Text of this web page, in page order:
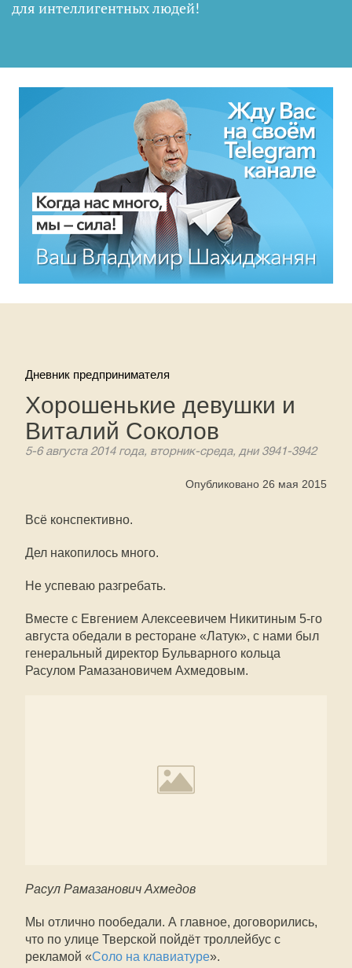
для интеллигентных людей!
Дневник предпринимателя
Хорошенькие девушки и
Виталий Соколов
5-6 августа 2014 года, вторник-среда, дни 3941-3942
Опубликовано 26 мая 2015
Всё конспективно.
Дел накопилось много.
Не успеваю разгребать.
Вместе с Евгением Алексеевичем Никитиным 5-го
августа обедали в ресторане «Латук», с нами был
генеральный директор Бульварного кольца
Расулом Рамазановичем Ахмедовым.
Расул Рамазанович Ахмедов
Мы отлично пообедали. А главное, договорились,
что по улице Тверской пойдёт троллейбус с
рекламой «Соло на клавиатуре».